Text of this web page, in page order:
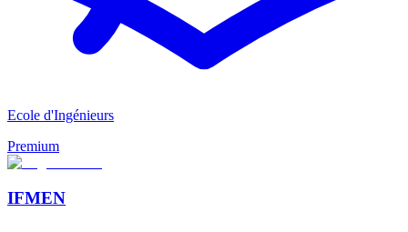
Ecole d'Ingénieurs
Premium
IFMEN